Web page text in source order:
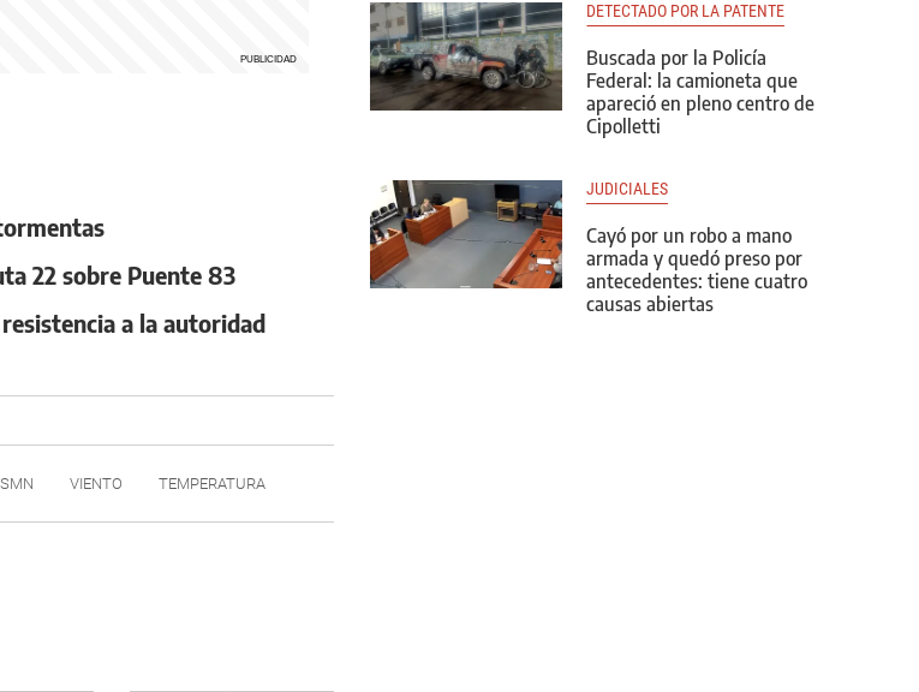
22 sobre Puente 83
a la autoridad
SMN VIENTO TEMPERATURA
DETECTADO POR LA PATENTE
Buscada por la Policía
Federal: la camioneta que
apareció en pleno centro de
Cipolletti
JUDICIALES
Cayó por un robo a mano
armada y quedó preso por
antecedentes: tiene cuatro
causas abiertas